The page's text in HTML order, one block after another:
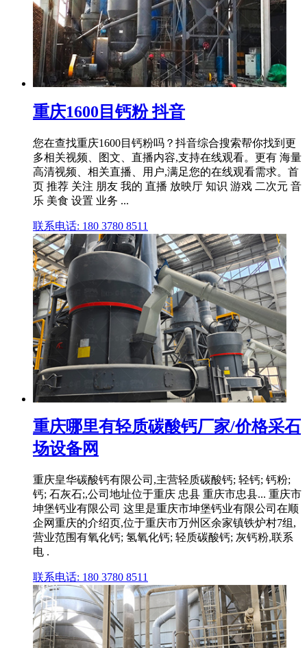
重庆1600目钙粉 抖音
您在查找重庆1600目钙粉吗？抖音综合搜索帮你找到更
多相关视频、图文、直播内容,支持在线观看。更有 海量
高清视频、相关直播、用户,满足您的在线观看需求。首
页 推荐 关注 朋友 我的 直播 放映厅 知识 游戏 二次元 音
乐 美食 设置 业务 ...
联系电话: 180 3780 8511
重庆哪里有轻质碳酸钙厂家/价格采石
场设备网
重庆皇华碳酸钙有限公司,主营轻质碳酸钙; 轻钙; 钙粉;
钙; 石灰石;,公司地址位于重庆 忠县 重庆市忠县... 重庆市
坤堡钙业有限公司 这里是重庆市坤堡钙业有限公司在顺
企网重庆的介绍页,位于重庆市万州区余家镇铁炉村7组,
营业范围有氧化钙; 氢氧化钙; 轻质碳酸钙; 灰钙粉,联系
电 .
联系电话: 180 3780 8511